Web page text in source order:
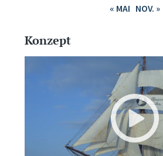
« MAI NOV. »
Konzept